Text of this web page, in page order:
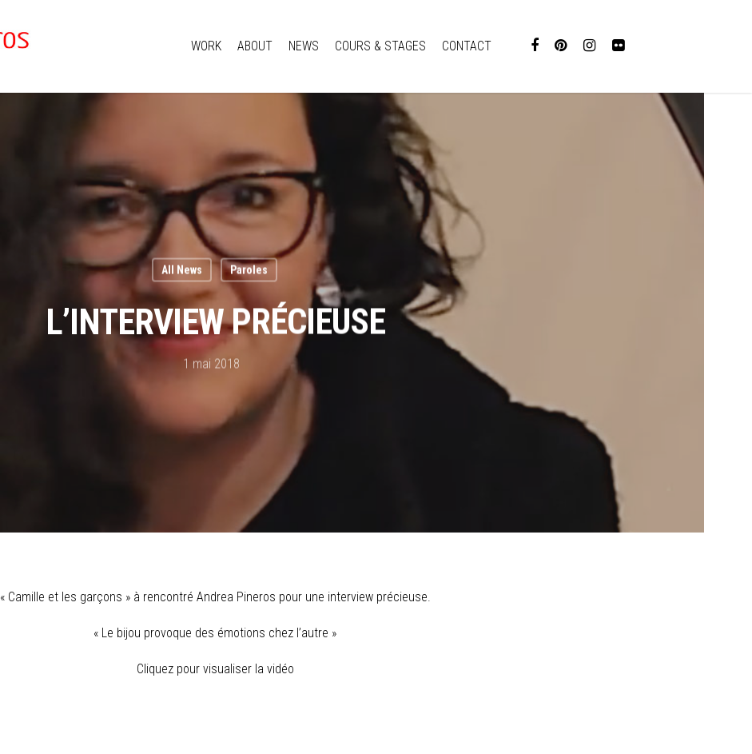
WORK ABOUT NEWS COURS & STAGES CONTACT
All News Paroles
L’INTERVIEW PRÉCIEUSE
1 mai 2018
« Camille et les garçons » à rencontré Andrea Pineros pour une interview précieuse.
« Le bijou provoque des émotions chez l’autre »
Cliquez pour visualiser la vidéo